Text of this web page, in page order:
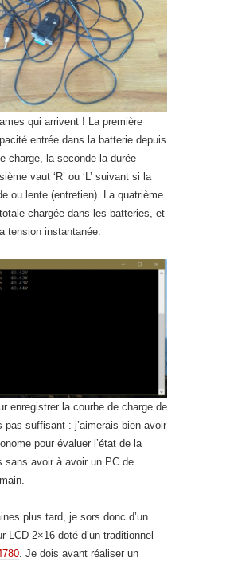
qui arrivent ! La première
entrée dans la batterie depuis
charge, la seconde la durée
vaut ‘R’ ou ‘L’ suivant si la
ou lente (entretien). La quatrième
chargée dans les batteries, et
tension instantanée.
enregistrer la courbe de charge de
pas suffisant : j’aimerais bien avoir
pour évaluer l’état de la
sans avoir à avoir un PC de
plus tard, je sors donc d’un
LCD 2×16 doté d’un traditionnel
. Je dois avant réaliser un